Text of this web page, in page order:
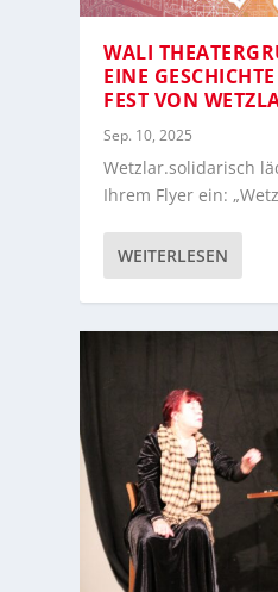
WALI
EINE
FEST VON
Sep. 10, 2025
Wetzlar.solidarisch
Ihrem Flyer ein:
WEITERLESEN